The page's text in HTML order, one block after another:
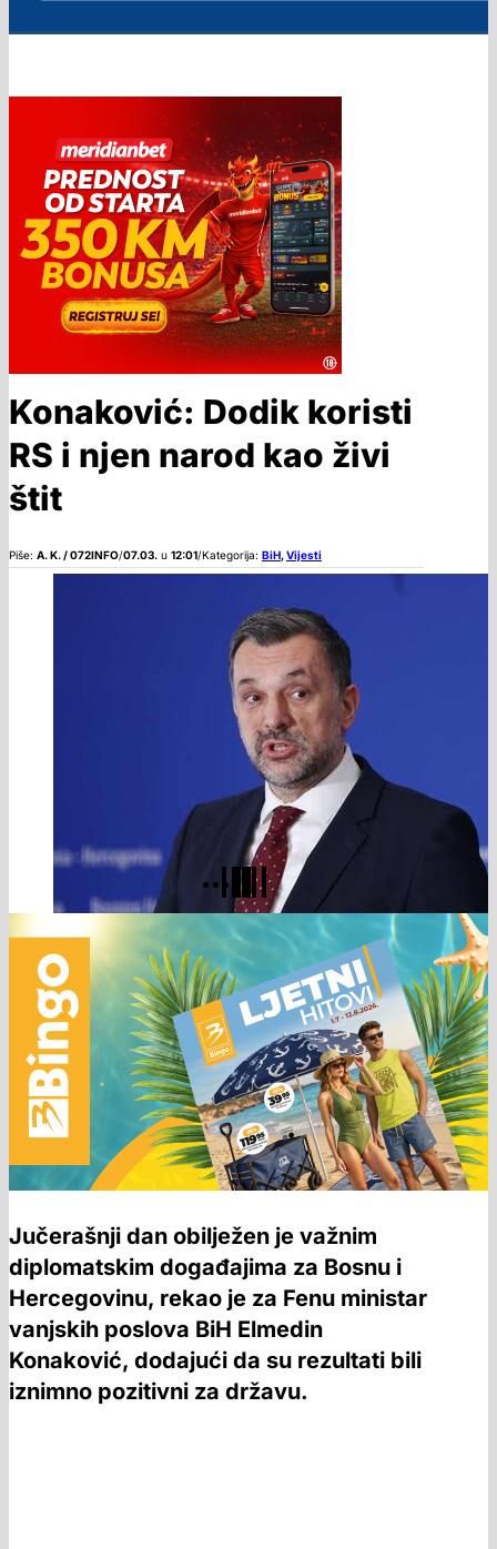
Konaković: Dodik koristi
RS i njen narod kao živi
štit
Piše: A. K. / 072INFO/07.03. u 12:01/Kategorija: BiH,Vijesti
Jučerašnji dan obilježen je važnim
diplomatskim događajima za Bosnu i
Hercegovinu, rekao je za Fenu ministar
vanjskih poslova BiH Elmedin
Konaković, dodajući da su rezultati bili
iznimno pozitivni za državu.